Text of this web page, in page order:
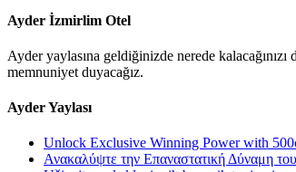
Ayder İzmirlim Otel
Ayder yaylasına geldiğinizde nerede
memnuniyet duyacağız.
Ayder Yaylası
Unlock Exclusive Winning Power with
Ανακαλύψτε την Επαναστατική Δύναμη